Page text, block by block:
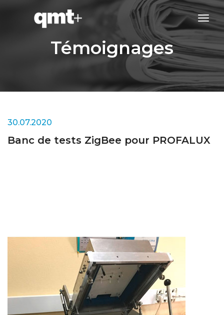
Témoignages
30.07.2020
Banc de tests ZigBee pour PROFALUX